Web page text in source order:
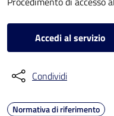
Accedi al servizio
Condividi
Normativa di riferimento